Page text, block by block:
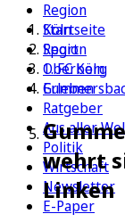
Region
Köln
Sport
1. FC Köln
Erleben
Ratgeber
Aus aller
Politik
Wirtschaft
Newsletter
E-Paper
Startseite
Region
Oberberg
wehrt
Linken